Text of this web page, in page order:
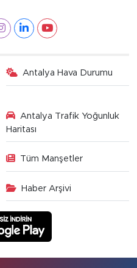
Antalya Hava Durumu
Antalya Trafik Yoğunluk
Haritası
Tüm Manşetler
Haber Arşivi